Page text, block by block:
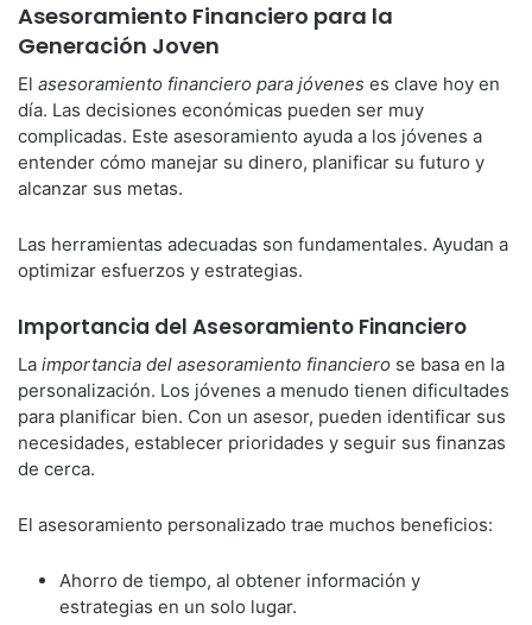
Asesoramiento Financiero para la
Generación Joven
El asesoramiento financiero para jóvenes es clave hoy en
día. Las decisiones económicas pueden ser muy
complicadas. Este asesoramiento ayuda a los jóvenes a
entender cómo manejar su dinero, planificar su futuro y
alcanzar sus metas.
Las herramientas adecuadas son fundamentales. Ayudan a
optimizar esfuerzos y estrategias.
Importancia del Asesoramiento Financiero
La importancia del asesoramiento financiero se basa en la
personalización. Los jóvenes a menudo tienen dificultades
para planificar bien. Con un asesor, pueden identificar sus
necesidades, establecer prioridades y seguir sus finanzas
de cerca.
El asesoramiento personalizado trae muchos beneficios:
Ahorro de tiempo, al obtener información y
estrategias en un solo lugar.